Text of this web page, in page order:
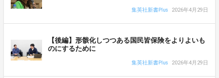
集英社新書Plus 2026年4月29日
【後編】形骸化しつつある国民皆保険をよりよいも
のにするために
集英社新書Plus 2026年4月29日